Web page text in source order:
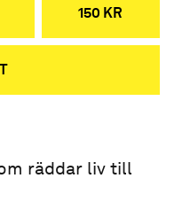
150 KR
räddar liv till